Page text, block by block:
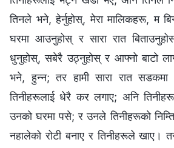
तिनले भने, हेर्नुहोस्, मेरा मालिकहरू, म
घरमा आउनुहोस् र सारा रात
धुनुहोस्, सबेरै उठ्नुहोस् र आफ्नो बाटो
भने, हुन्‍न; तर हामी सारा रात
तिनीहरूलाई धेरै कर लगाए; अनि तिनीहरू
उनको घरमा पसे; र उनले तिनीहरूको
नहालेको रोटी बनाए र तिनीहरूले खाए।